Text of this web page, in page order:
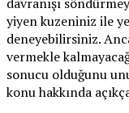
yiyen kuzeniniz ile
deneyebilirsiniz.
vermekle
sonucu olduğunu
konu hakkında